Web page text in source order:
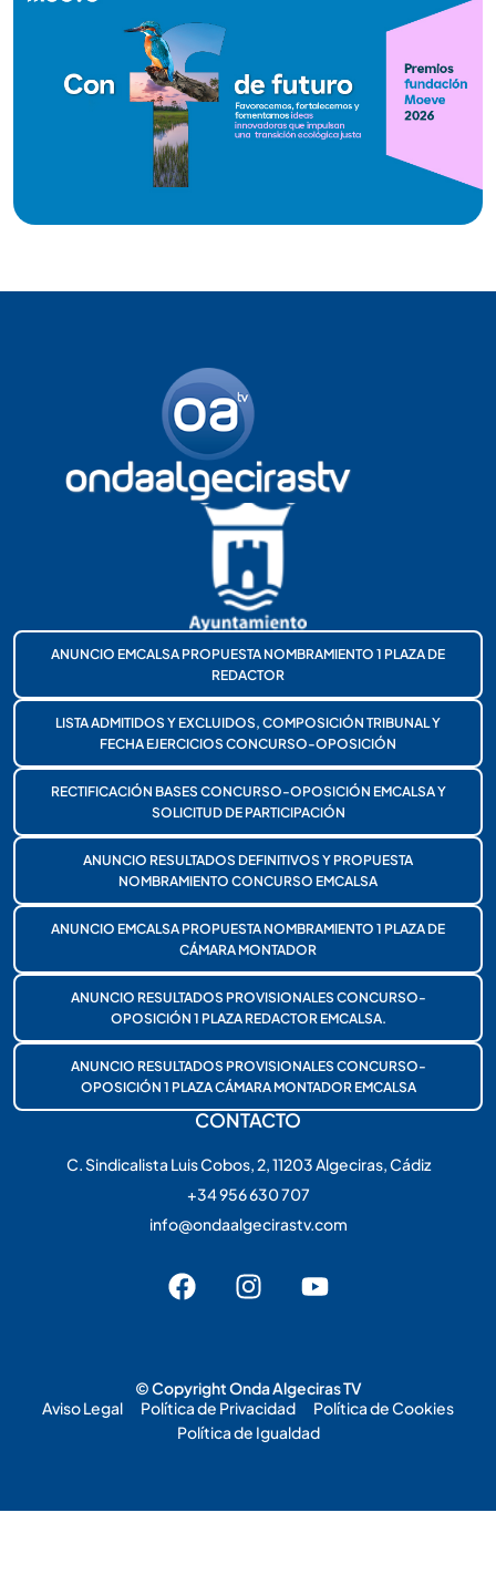
ANUNCIO EMCALSA PROPUESTA NOMBRAMIENTO 1 PLAZA DE
REDACTOR
LISTA ADMITIDOS Y EXCLUIDOS, COMPOSICIÓN TRIBUNAL Y
FECHA EJERCICIOS CONCURSO-OPOSICIÓN
RECTIFICACIÓN BASES CONCURSO-OPOSICIÓN EMCALSA Y
SOLICITUD DE PARTICIPACIÓN
ANUNCIO RESULTADOS DEFINITIVOS Y PROPUESTA
NOMBRAMIENTO CONCURSO EMCALSA
ANUNCIO EMCALSA PROPUESTA NOMBRAMIENTO 1 PLAZA DE
CÁMARA MONTADOR
ANUNCIO RESULTADOS PROVISIONALES CONCURSO-
OPOSICIÓN 1 PLAZA REDACTOR EMCALSA.
ANUNCIO RESULTADOS PROVISIONALES CONCURSO-
OPOSICIÓN 1 PLAZA CÁMARA MONTADOR EMCALSA
CONTACTO
C. Sindicalista Luis Cobos, 2, 11203 Algeciras, Cádiz
+34 956 630 707
info@ondaalgecirastv.com
© Copyright Onda Algeciras TV
Aviso Legal
Política de Privacidad
Política de Cookies
Política de Igualdad